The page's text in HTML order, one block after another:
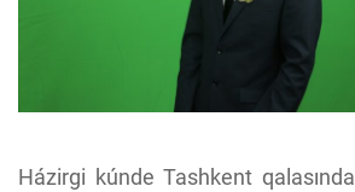
Házirgi kúnde Tashkent